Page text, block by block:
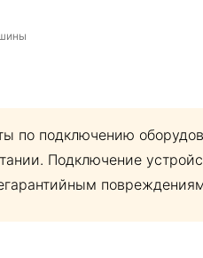
по подключению
Подключение